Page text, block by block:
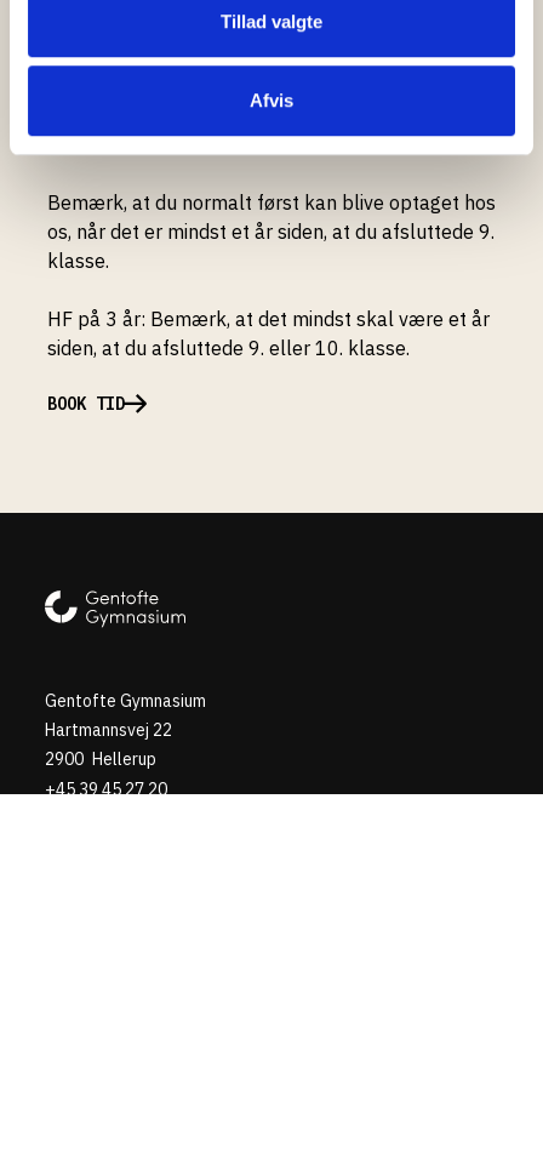
Tillad valgte
Afvis
Book en samtale med en af vores studievejledere,
optagelsesproceduren, samt dine muligheder for
at komme ind på drømmeuddannelsen.
Bemærk, at du normalt først kan blive optaget hos
os, når det er mindst et år siden, at du afsluttede 9.
klasse.
HF på 3 år: Bemærk, at det mindst skal være et år
siden, at du afsluttede 9. eller 10. klasse.
BOOK TID
Gentofte Gymnasium
Hartmannsvej 22
2900 Hellerup
+45 39 45 27 20